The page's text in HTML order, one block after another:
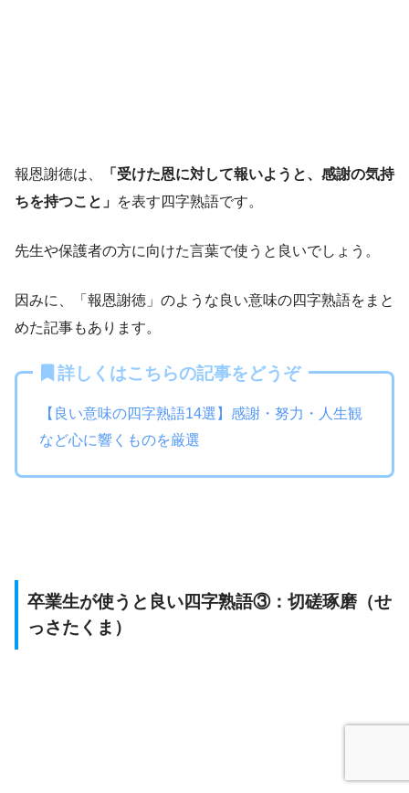
報恩謝徳は、
「受けた恩に対して報いようと、感謝の気持
ちを持つこと」 を表す四字熟語です。
先生や保護者の方に向けた言葉で使うと良いでしょう。
因みに、「報恩謝徳」のような良い意味の四字熟語をまと
めた記事もあります。
詳しくはこちらの記事をどうぞ
【良い意味の四字熟語14選】感謝・努力・人生観
など心に響くものを厳選
卒業生が使うと良い四字熟語③：切磋琢磨（せ
っさたくま）